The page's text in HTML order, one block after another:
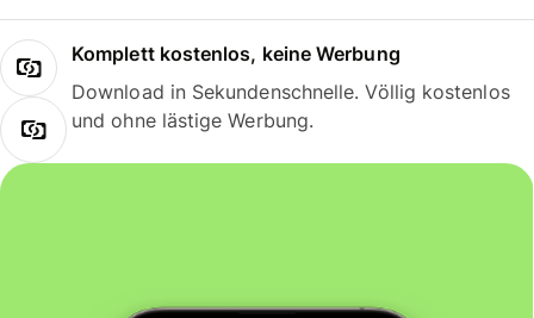
Komplett kostenlos, keine Werbung
Download in Sekundenschnelle. Völlig kostenlos
und ohne lästige Werbung.